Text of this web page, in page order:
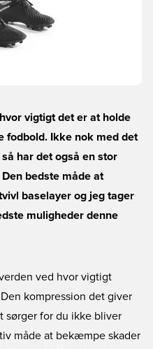
vigtigt det er at holde
fodbold. Ikke nok med det
har det også en stor
bedste måde at
baselayer og jeg tager
muligheder denne
ved hvor vigtigt
kompression det giver
sørger for du ikke bliver
måde at bekæmpe skader